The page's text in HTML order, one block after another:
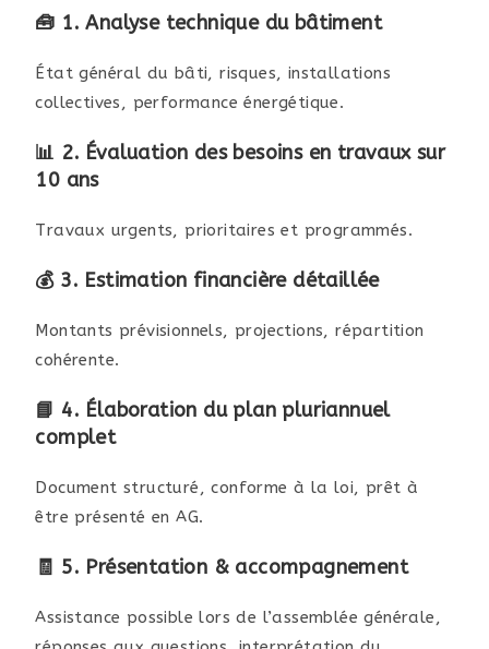
🧰 1. Analyse technique du bâtiment
État général du bâti, risques, installations
collectives, performance énergétique.
📊 2. Évaluation des besoins en travaux sur
10 ans
Travaux urgents, prioritaires et programmés.
💰 3. Estimation financière détaillée
Montants prévisionnels, projections, répartition
cohérente.
📘 4. Élaboration du plan pluriannuel
complet
Document structuré, conforme à la loi, prêt à
être présenté en AG.
🧾 5. Présentation & accompagnement
Assistance possible lors de l’assemblée générale,